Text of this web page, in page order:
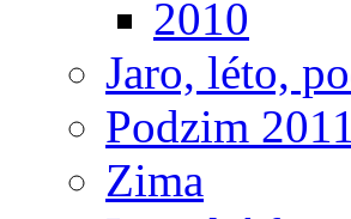
2010
Jaro, léto,
Podzim 2011
Zima